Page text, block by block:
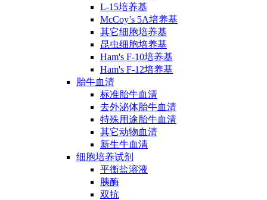
L-15培养基
McCoy’s 5A培养基
其它细胞培养基
昆虫细胞培养基
Ham's F-10培养基
Ham's F-12培养基
胎牛血清
标准胎牛血清
去外泌体胎牛血清
特殊用途胎牛血清
其它动物血清
新生牛血清
细胞培养试剂
平衡盐溶液
胰酶
双抗